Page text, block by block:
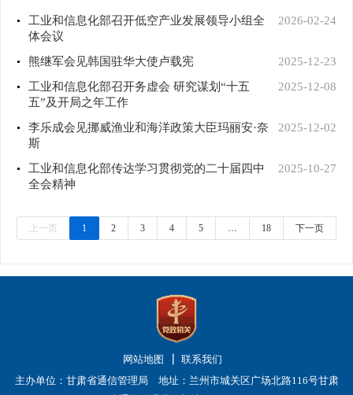
2026-02-24
工业和信息化部召开低空产业发展领导小组全
体会议
2025-12-23
熊继军会见韩国驻华大使卢载宪
2025-12-08
工业和信息化部召开务虚会 研究谋划“十五
五”及开局之年工作
2025-12-02
李乐成会见挪威渔业和海洋政策大臣玛丽安·奈
斯
2025-10-27
工业和信息化部传达学习贯彻党的二十届四中
全会精神
上一页 1 2 3 4 5 … 18 下一页
网站地图
联系我们
主办单位：甘肃省通信管理局 地址：兰州市城关区广场北路116号甘肃